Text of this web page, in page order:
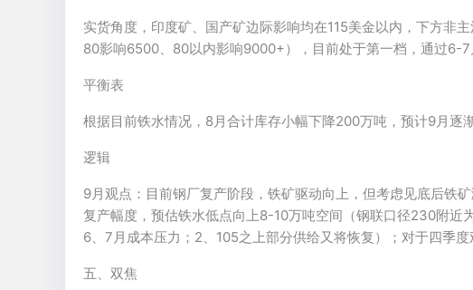
实货角度，印度矿、国产矿边际影响均在115美金以内，下方
80影响6500、80以内影响9000+），目前处于第一档，通过6-
平衡表
根据目前铁水情况，8月合计库存小幅下降200万吨，预计9月逐
逻辑
9月观点：目前钢厂复产阶段，铁矿驱动向上，但考虑见底后铁
复产幅度，预估铁水低点向上8-10万吨空间（钢联口径230附近
6、7月成本压力；2、105之上部分供给又将恢复）；对于四季
五、双焦